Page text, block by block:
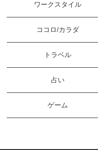
ワークスタイル
ココロ/カラダ
トラベル
占い
ゲーム